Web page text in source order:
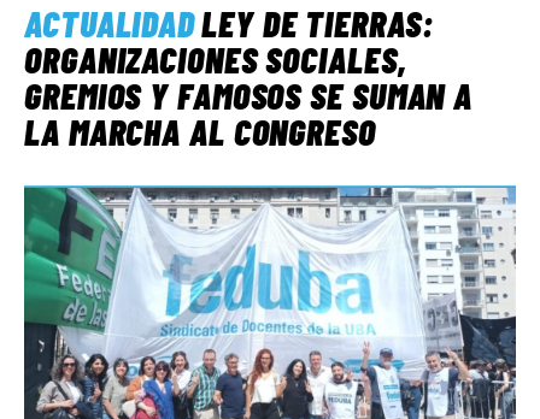
ACTUALIDADLEY DE TIERRAS:
ORGANIZACIONES SOCIALES,
GREMIOS Y FAMOSOS SE SUMAN A
LA MARCHA AL CONGRESO